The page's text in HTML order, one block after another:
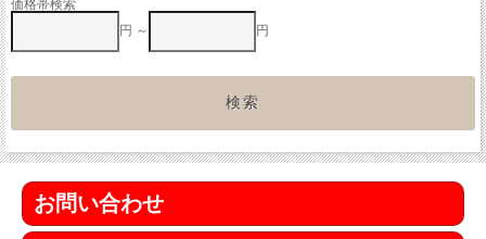
価格帯検索
円 ～
円
お問い合わせ